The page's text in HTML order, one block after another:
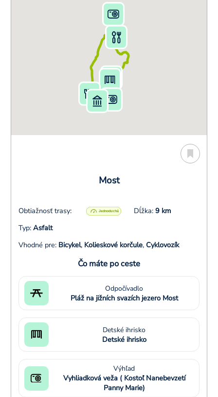
Most
Obtiažnosť trasy: Dĺžka: 9 km
Typ: Asfalt
Vhodné pre: Bicykel, Kolieskové korčule, Cyklovozík
Čo máte po ceste
Odpočívadlo
Pláž na jižních svazích jezero Most
Detské ihrisko
Detské ihrisko
Výhľad
Vyhliadková veža ( Kostoľ Nanebevzetí
Panny Marie)